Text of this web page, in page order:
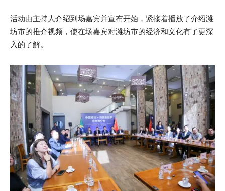
活动由主持人介绍到场嘉宾并宣布开始，紧接着播放了介绍潍
坊市的推介视频，使在场嘉宾对潍坊市的经济和文化有了更深
入的了解。